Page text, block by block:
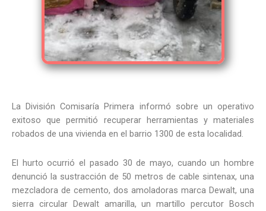
La División Comisaría Primera informó sobre un operativo
exitoso que permitió recuperar herramientas y materiales
robados de una vivienda en el barrio 1300 de esta localidad.
El hurto ocurrió el pasado 30 de mayo, cuando un hombre
denunció la sustracción de 50 metros de cable sintenax, una
mezcladora de cemento, dos amoladoras marca Dewalt, una
sierra circular Dewalt amarilla, un martillo percutor Bosch